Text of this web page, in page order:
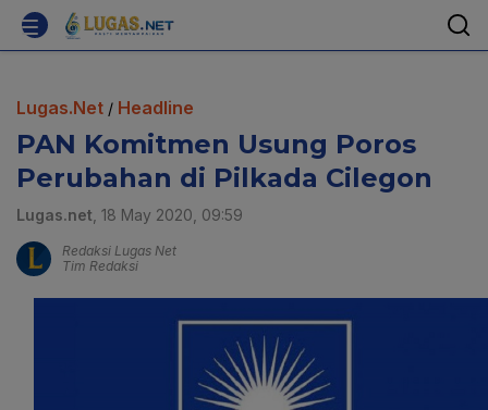
Lugas.Net / Headline
PAN Komitmen Usung Poros
Perubahan di Pilkada Cilegon
Lugas.net , 18 May 2020, 09:59
Redaksi Lugas Net
Tim Redaksi